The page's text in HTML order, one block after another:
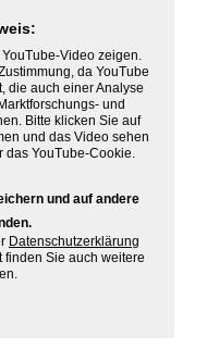
Video zeigen.
da YouTube
die auch einer Analyse
und
Bitte klicken Sie auf
und das Video sehen
das YouTube-Cookie.
und auf andere
Datenschutzerklärung
Sie auch weitere